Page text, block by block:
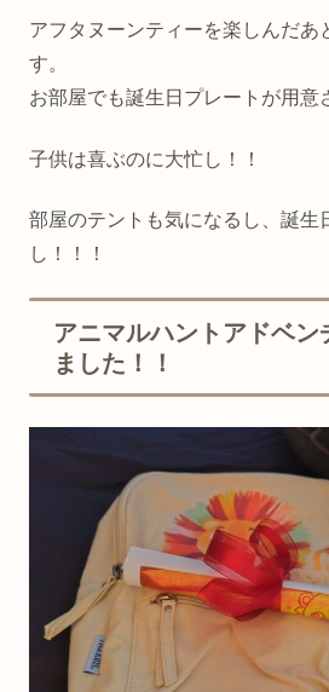
アフタヌーンティーを楽しんだあ
す。
お部屋でも誕生日プレートが用意
子供は喜ぶのに大忙し！！
部屋のテントも気になるし、誕生
し！！！
アニマルハントアドベン
ました！！